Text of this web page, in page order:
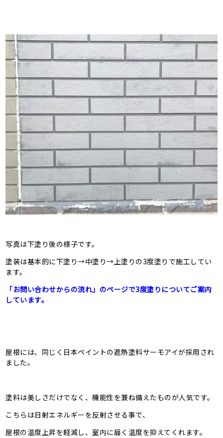
写真は下塗り後の様子です。
塗装は基本的に下塗り→中塗り→上塗りの3度塗りで施工してい
ます。
「お問い合わせからの流れ」のページで3度塗りについてご案内
しています。
屋根には、同じく日本ペイントの遮熱塗料サーモアイが採用され
ました。
塗料は美しさだけでなく、機能性を兼ね備えたものが人気です。
こちらは日射エネルギーを反射させる事で、
屋根の温度上昇を軽減し、室内に届く温度を抑えてくれます。